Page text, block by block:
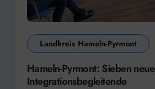
Landkreis Hameln-Pyrmont
Hameln-Pyrmont: Sieben neue
Integrationsbegleitende